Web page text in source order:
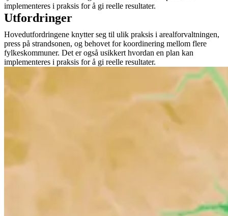
implementeres i praksis for å gi reelle resultater.
Utfordringer
Hovedutfordringene knytter seg til ulik praksis i arealforvaltningen,
press på strandsonen, og behovet for koordinering mellom flere
fylkeskommuner. Det er også usikkert hvordan en plan kan
implementeres i praksis for å gi reelle resultater.